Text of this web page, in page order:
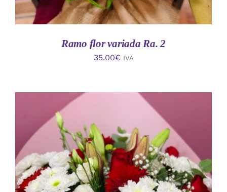
Ramo flor variada Ra. 2
35.00€ IVA
AÑADIR AL CARRITO
/